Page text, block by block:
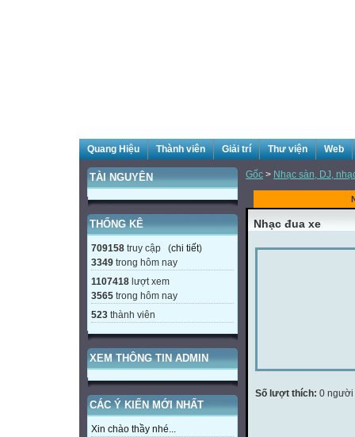
Quang Hiệu Thành viên Giải trí Thư viện Web
TÀI NGUYÊN
THỐNG KÊ
709158 truy cập (chi tiết)
3349 trong hôm nay
1107418 lượt xem
3565 trong hôm nay
523 thành viên
XEM THÔNG TIN ADMIN
CÁC Ý KIẾN MỚI NHẤT
Xin chào thầy nhé...
Gốc > Nhạc sàn, DJ,
Nhạc đua xe
Số lượt thích: 0 người